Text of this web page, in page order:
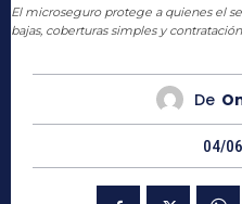
El microseguro protege a quienes el
bajas, coberturas simples y
De
04/